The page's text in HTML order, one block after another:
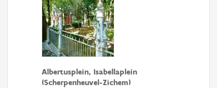
Albertusplein, Isabellaplein
(Scherpenheuvel-Zichem)